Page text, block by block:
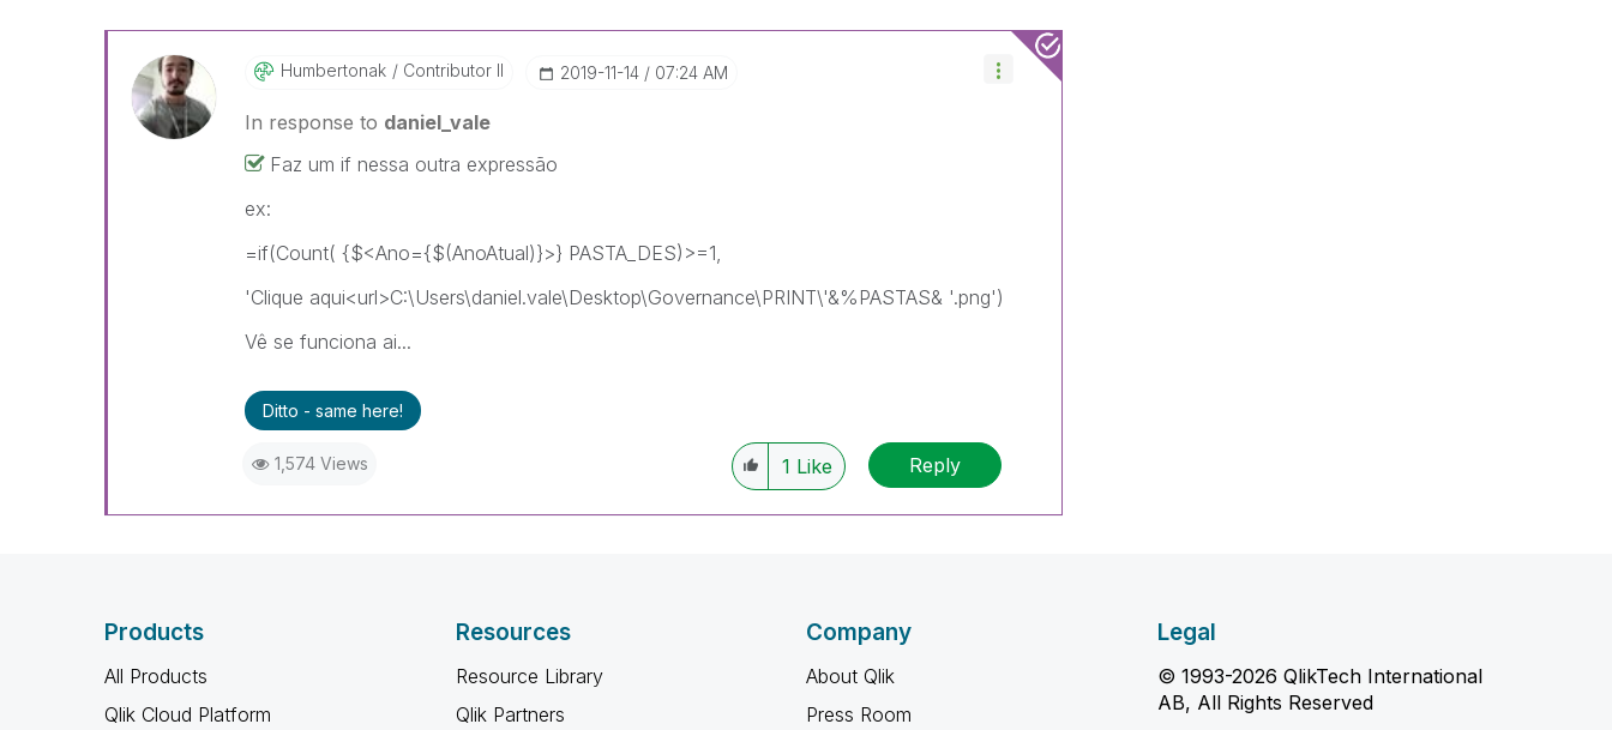
Humbertonak Contributor II ‎2019-11-14 07:24 AM
In response to daniel_vale
Faz um if nessa outra expressão
ex:
=if(Count( {$<Ano={$(AnoAtual)}>} PASTA_DES)>=1,
'Clique aqui<url>C:\Users\daniel.vale\Desktop\Governance\PRINT\'&%PASTAS& '.png')
Vê se funciona ai...
Ditto - same here!
1,574 Views 1 Like Reply
Products
All Products
Qlik Cloud Platform
Resources
Resource Library
Qlik Partners
Company
About Qlik
Press Room
Legal
© 1993-2026 QlikTech International
AB, All Rights Reserved